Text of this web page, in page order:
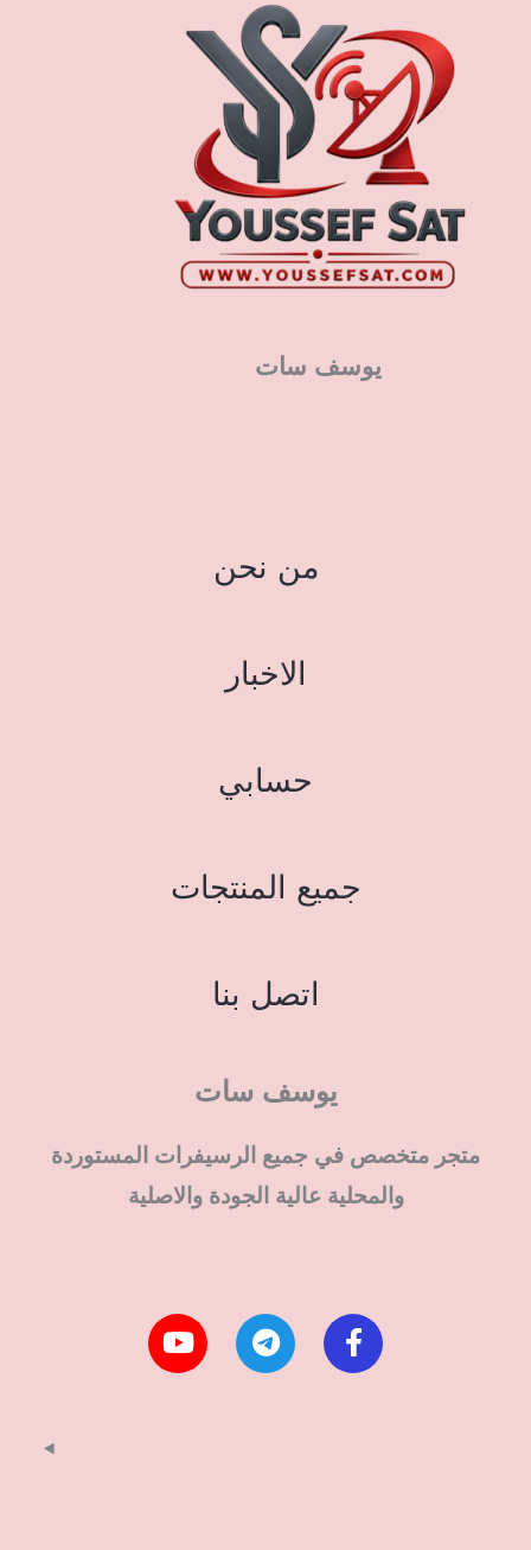
يوسف سات
من نحن
الاخبار
حسابي
جميع المنتجات
اتصل بنا
يوسف سات
متجر متخصص في جميع الرسيفرات المستوردة
والمحلية عالية الجودة والاصلية